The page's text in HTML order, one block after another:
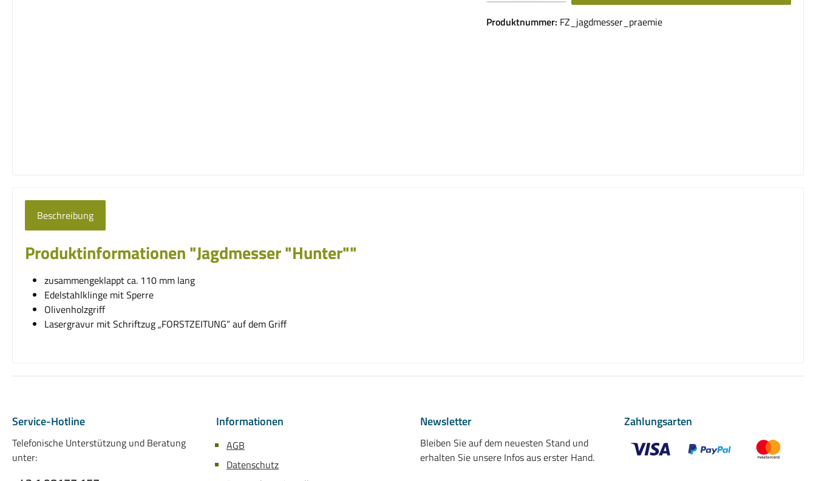
Produktnummer: FZ_jagdmesser_praemie
Beschreibung
Produktinformationen "Jagdmesser "Hunter""
zusammengeklappt ca. 110 mm lang
Edelstahlklinge mit Sperre
Olivenholzgriff
Lasergravur mit Schriftzug „FORSTZEITUNG“ auf dem Griff
Service-Hotline
Telefonische Unterstützung und Beratung
unter:
Informationen
AGB
Datenschutz
Newsletter
Bleiben Sie auf dem neuesten Stand und
erhalten Sie unsere Infos aus erster Hand.
Zahlungsarten